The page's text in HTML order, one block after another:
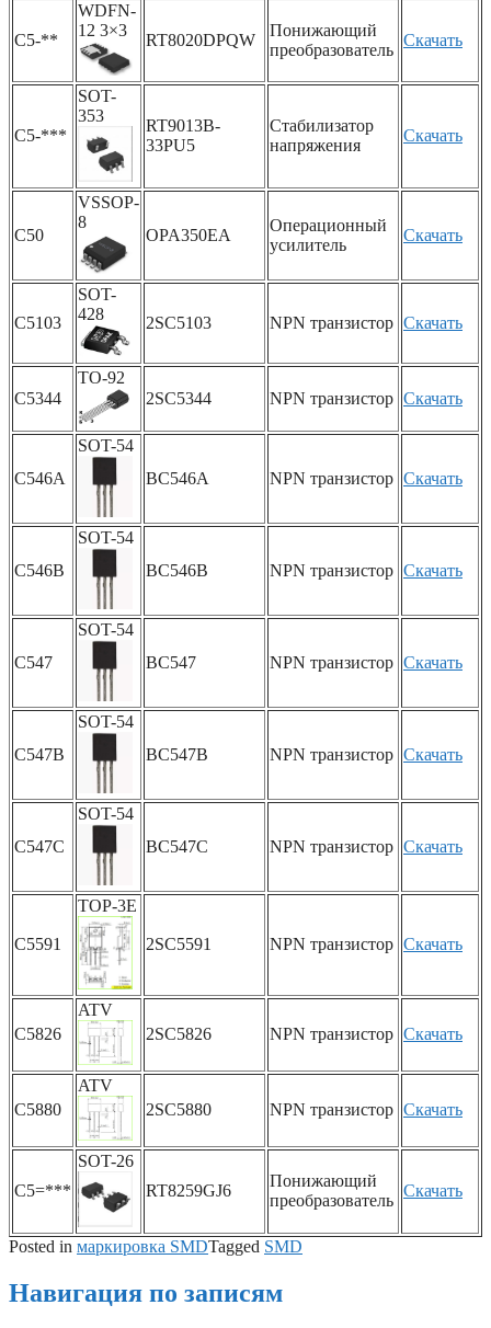
C5-**
WDFN-
12 3×3
RT8020DPQW
Понижающий
преобразователь
Скачать
C5-***
SOT-
353
RT9013B-
33PU5
Стабилизатор
напряжения
Скачать
C50
VSSOP-
8
OPA350EA
Операционный
усилитель
Скачать
C5103
SOT-
428
2SC5103 NPN транзистор Скачать
C5344
TO-92
2SC5344
NPN транзистор Скачать
C546A
SOT-54
BC546A
NPN транзистор Скачать
C546B
SOT-54
BC546B
NPN транзистор Скачать
C547
SOT-54
BC547
NPN транзистор Скачать
C547B
SOT-54
BC547B
NPN транзистор Скачать
C547C
SOT-54
BC547C
NPN транзистор Скачать
C5591
TOP-3E
2SC5591 NPN транзистор Скачать
C5826
ATV
2SC5826
NPN транзистор Скачать
C5880
ATV
2SC5880
NPN транзистор Скачать
C5=***
SOT-26
RT8259GJ6
Понижающий
преобразователь
Скачать
Posted in маркировка SMDTagged SMD
Навигация по записям